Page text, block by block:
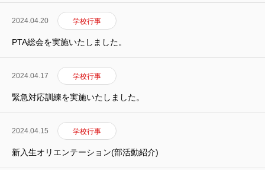
フクコウのひとびと
フクコウの生活
フクコウへのサポート
フクコウの歴史
オープンスクール
2024.04.20 学校行事
PTA総会を実施いたしました。
2024.04.17 学校行事
緊急対応訓練を実施いたしました。
2024.04.15 学校行事
新入生オリエンテーション(部活動紹介)